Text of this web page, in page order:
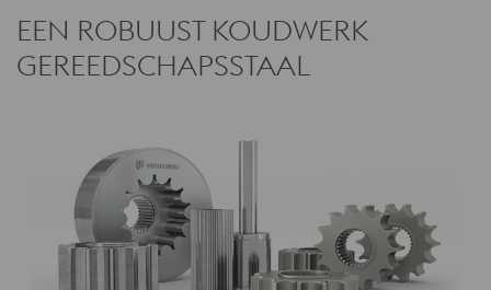
EEN ROBUUST KOUDWERK
GEREEDSCHAPSSTAAL